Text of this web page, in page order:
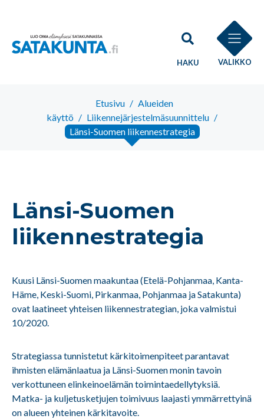
HAKU VALIKKO
Etusivu / Alueiden
käyttö / Liikennejärjestelmäsuunnittelu /
Länsi-Suomen liikennestrategia
Länsi-Suomen
liikennestrategia
Kuusi Länsi-Suomen maakuntaa (Etelä-Pohjanmaa, Kanta-
Häme, Keski-Suomi, Pirkanmaa, Pohjanmaa ja Satakunta)
ovat laatineet yhteisen liikennestrategian, joka valmistui
10/2020.
Strategiassa tunnistetut kärkitoimenpiteet parantavat
ihmisten elämänlaatua ja Länsi-Suomen monin tavoin
verkottuneen elinkeinoelämän toimintaedellytyksiä.
Matka- ja kuljetusketjujen toimivuus laajasti ymmärrettyinä
on alueen yhteinen kärkitavoite.